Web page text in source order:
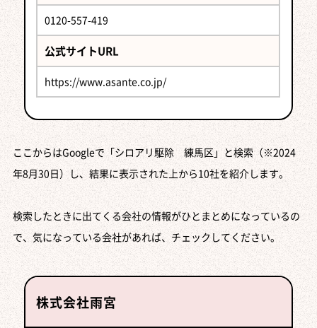
0120-557-419
公式サイトURL
https://www.asante.co.jp/
ここからはGoogleで「シロアリ駆除 練馬区」と検索（※2024
年8月30日）し、結果に表示された上から10社を紹介します。
検索したときに出てくる会社の情報がひとまとめになっているの
で、気になっている会社があれば、チェックしてください。
株式会社雨宮